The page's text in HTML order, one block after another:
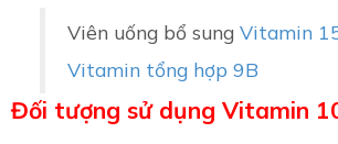
Viên uống bổ sungVitamin
Vitamin tổng hợp 9B
Đối tượng sử dụng Vitamin